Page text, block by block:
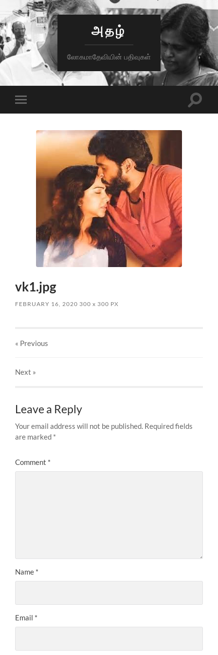
அதழ்
லோகமாதேவியின் பதிவுகள்
Toggle
mobile
Toggle
vk1.jpg
FEBRUARY 16, 2020 300x 300 PX
« Previous
Next »
Leave a Reply
Your email address will not be published. Required fields
are marked *
Comment *
Name *
Email *